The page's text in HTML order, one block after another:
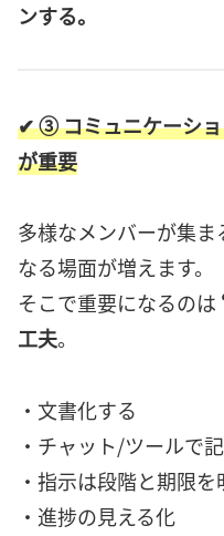
ンする。
✔ ③ コミュニケーシ
が重要
多様なメンバーが集
なる場面が増えます。
そこで重要になるのは
工夫。
・文書化する
・チャット/ツールで
・指示は段階と期限を
・進捗の見える化